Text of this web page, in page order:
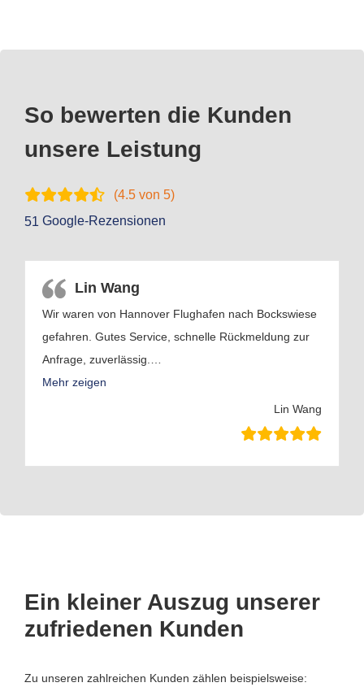
So bewerten die Kunden
unsere Leistung
(4.5 von 5)
51 Google-Rezensionen
Lin Wang
Wir waren von Hannover Flughafen nach Bockswiese
gefahren. Gutes Service, schnelle Rückmeldung zur
Anfrage, zuverlässig.…
Mehr zeigen
Lin Wang
Ein kleiner Auszug unserer
zufriedenen Kunden
Zu unseren zahlreichen Kunden zählen beispielsweise: